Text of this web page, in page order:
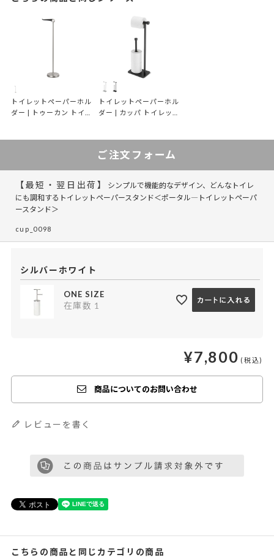
トイレットペーパーホル
ダー | トゥーカン トイレ
トイレットペーパーホル
ダー | カッパ トイレット
ご注文フォーム
【最短・翌日出荷】
シンプルで機能的なデザイン、どんなトイレ
にも調和するトイレットペーパースタンド＜ポータル―トイレットペーパ
ースタンド＞
cup_0098
シルバーホワイト
ONE SIZE
在庫数 1
¥7,800
商品についてのお問い合わせ
レビューを書く
こちらの商品と同じカテゴリの商品